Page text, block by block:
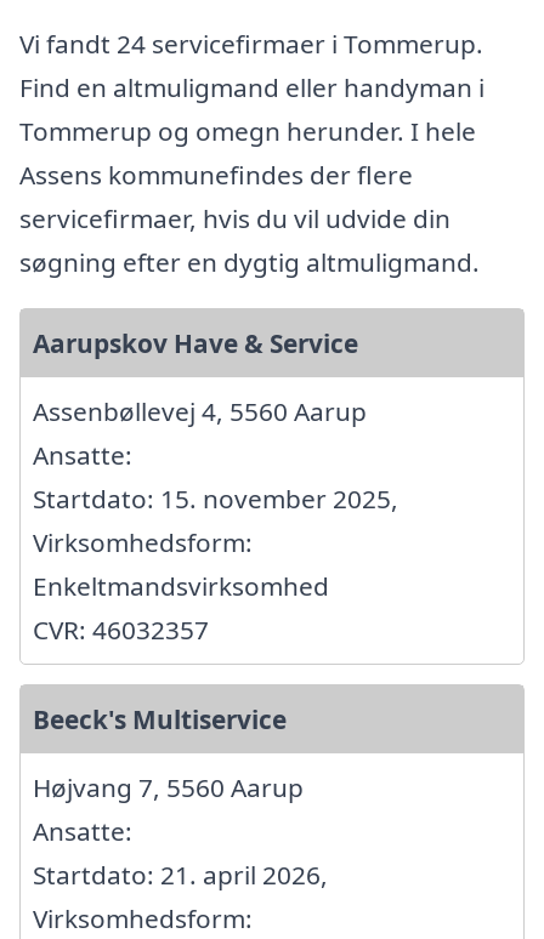
Vi fandt 24 servicefirmaer i Tommerup.
Find en altmuligmand eller handyman i
Tommerup og omegn herunder. I hele
Assens kommunefindes der flere
servicefirmaer, hvis du vil udvide din
søgning efter en dygtig altmuligmand.
Aarupskov Have & Service
Assenbøllevej 4, 5560 Aarup
Ansatte:
Startdato: 15. november 2025,
Virksomhedsform:
Enkeltmandsvirksomhed
CVR: 46032357
Beeck's Multiservice
Højvang 7, 5560 Aarup
Ansatte:
Startdato: 21. april 2026,
Virksomhedsform: